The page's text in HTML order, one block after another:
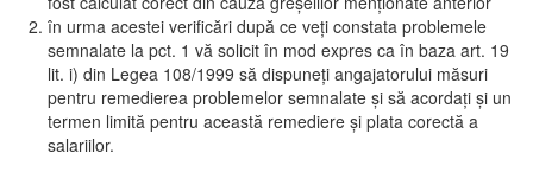
în urma acestei verificări după ce veți constata problemele
semnalate la pct. 1 vă solicit în mod expres ca în baza art. 19
lit. i) din Legea 108/1999 să dispuneți angajatorului măsuri
pentru remedierea problemelor semnalate și să acordați și un
termen limită pentru această remediere și plata corectă a
salariilor.